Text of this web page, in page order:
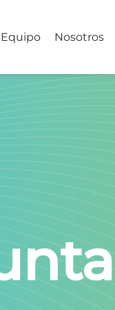
Equipo Nosotros